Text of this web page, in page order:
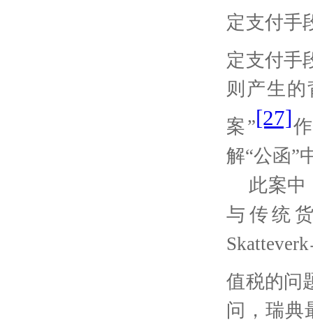
定支付手
定支付手
则产生
案”[27]
解“公函”
此案中
与传统
Skatteverk
值税的问
问，瑞典